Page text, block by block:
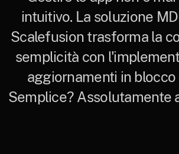
intuitivo. La soluzione
Scalefusion trasforma la
semplicità con
aggiornamenti in blocco
Semplice? Assolutamente